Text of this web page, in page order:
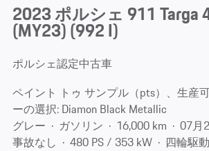
2023 ポルシェ 911 Targa
(MY23)(992 I)
ポルシェ認定中古車
ペイント トゥ サンプル（pts）、生産
ーの選択: Diamon Black Metallic
グレー
ガソリン 16,000 km
07月​
事故なし
480 PS / 353 kW 四輪駆動